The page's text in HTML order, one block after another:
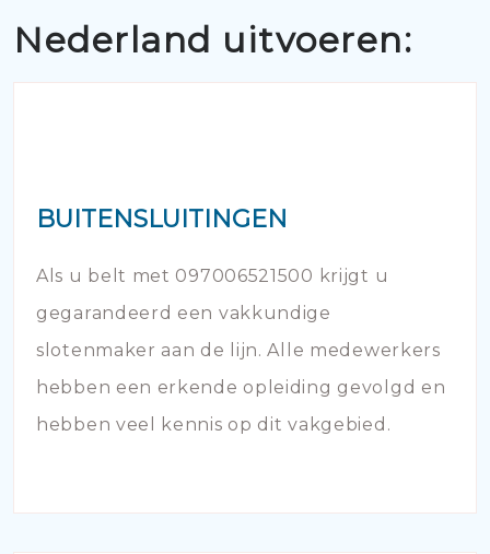
Nederland uitvoeren:
BUITENSLUITINGEN
Als u belt met 097006521500 krijgt u
gegarandeerd een vakkundige
slotenmaker aan de lijn. Alle medewerkers
hebben een erkende opleiding gevolgd en
hebben veel kennis op dit vakgebied.